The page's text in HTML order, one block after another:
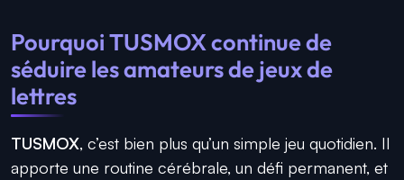
Pourquoi TUSMOX continue de
séduire les amateurs de jeux de
lettres
TUSMOX, c’est bien plus qu’un simple jeu quotidien. Il
apporte une routine cérébrale, un défi permanent, et